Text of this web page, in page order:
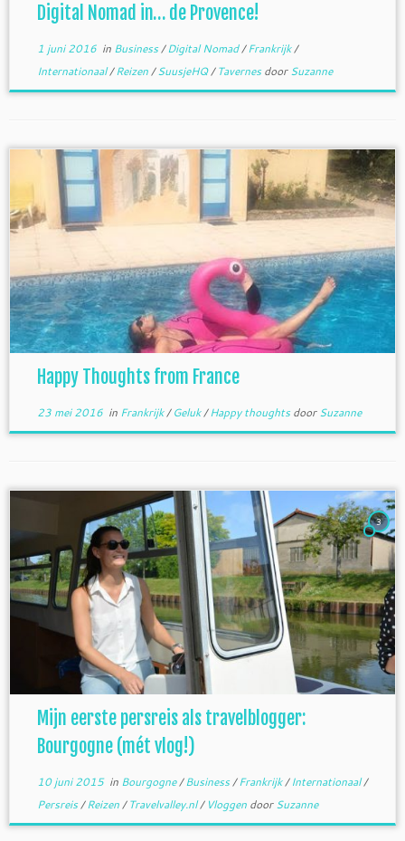
Digital Nomad in… de Provence!
1 juni 2016in Business/Digital Nomad/Frankrijk/
Internationaal/Reizen/SuusjeHQ/TavernesdoorSuzanne
Happy Thoughts from France
23 mei 2016in Frankrijk/Geluk/Happy thoughtsdoorSuzanne
3
Mijn eerste persreis als travelblogger:
Bourgogne (mét vlog!)
10 juni 2015in Bourgogne/Business/Frankrijk/Internationaal/
Persreis/Reizen/Travelvalley.nl/ Vloggen doorSuzanne